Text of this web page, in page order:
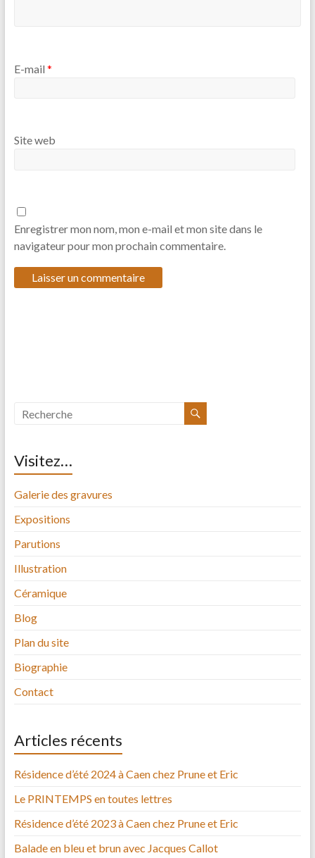
E-mail *
Site web
Enregistrer mon nom, mon e-mail et mon site dans le
navigateur pour mon prochain commentaire.
Visitez…
Galerie des gravures
Expositions
Parutions
Illustration
Céramique
Blog
Plan du site
Biographie
Contact
Articles récents
Résidence d’été 2024 à Caen chez Prune et Eric
Le PRINTEMPS en toutes lettres
Résidence d’été 2023 à Caen chez Prune et Eric
Balade en bleu et brun avec Jacques Callot